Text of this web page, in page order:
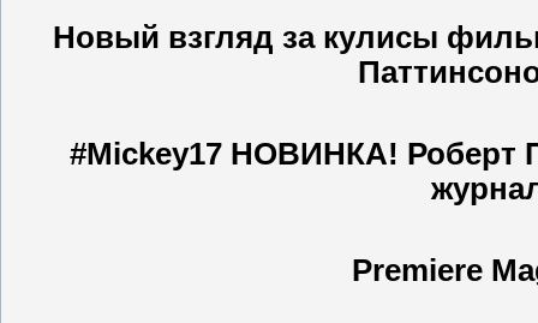
Новый взгляд за кулисы
#Mickey17 НОВИНКА! Роберт
Premiere